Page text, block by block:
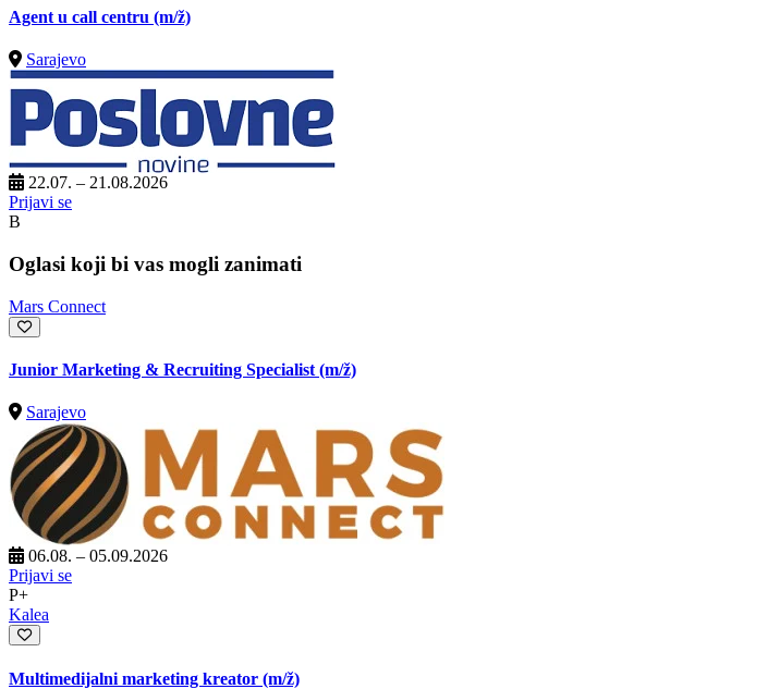
Agent u call centru (m/ž)
Sarajevo
22.07. – 21.08.2026
Prijavi se
B
Oglasi koji bi vas mogli zanimati
Mars Connect
Junior Marketing & Recruiting Specialist (m/ž)
Sarajevo
06.08. – 05.09.2026
Prijavi se
P+
Kalea
Multimedijalni marketing kreator (m/ž)